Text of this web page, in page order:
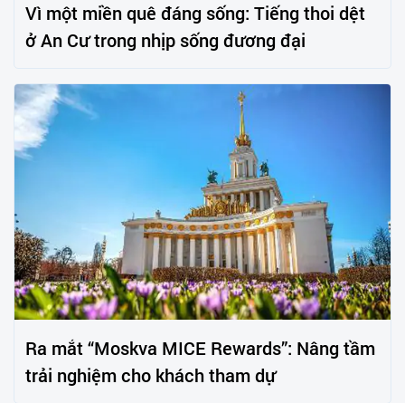
Vì một miền quê đáng sống: Tiếng thoi dệt
ở An Cư trong nhịp sống đương đại
Ra mắt “Moskva MICE Rewards”: Nâng tầm
trải nghiệm cho khách tham dự